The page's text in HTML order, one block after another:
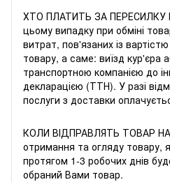
ХТО ПЛАТИТЬ ЗА
цьому випадку при обміні
витрат, пов'язаних із
товару, а саме: виїзд кур'єра
транспортною компанією до
декларацією (ТТН). У разі
послуги з доставки
КОЛИ ВІДПРАВЛЯТЬ ТОВАР НА
отримання та огляду товару,
протягом 1-3 робочих днів
обраний Вами товар.